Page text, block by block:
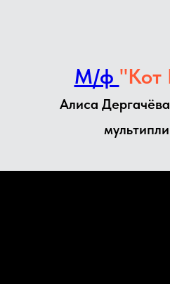
М/ф "Кот
Алиса